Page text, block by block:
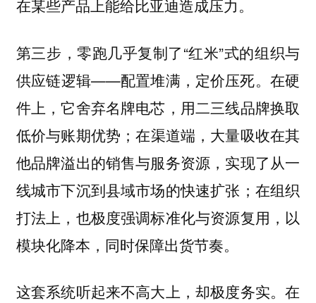
在某些产品上能给比亚迪造成压力。
第三步，零跑几乎复制了“红米”式的组织与
供应链逻辑——配置堆满，定价压死。在硬
件上，它舍弃名牌电芯，用二三线品牌换取
低价与账期优势；在渠道端，大量吸收在其
他品牌溢出的销售与服务资源，实现了从一
线城市下沉到县域市场的快速扩张；在组织
打法上，也极度强调标准化与资源复用，以
模块化降本，同时保障出货节奏。
这套系统听起来不高大上，却极度务实。在